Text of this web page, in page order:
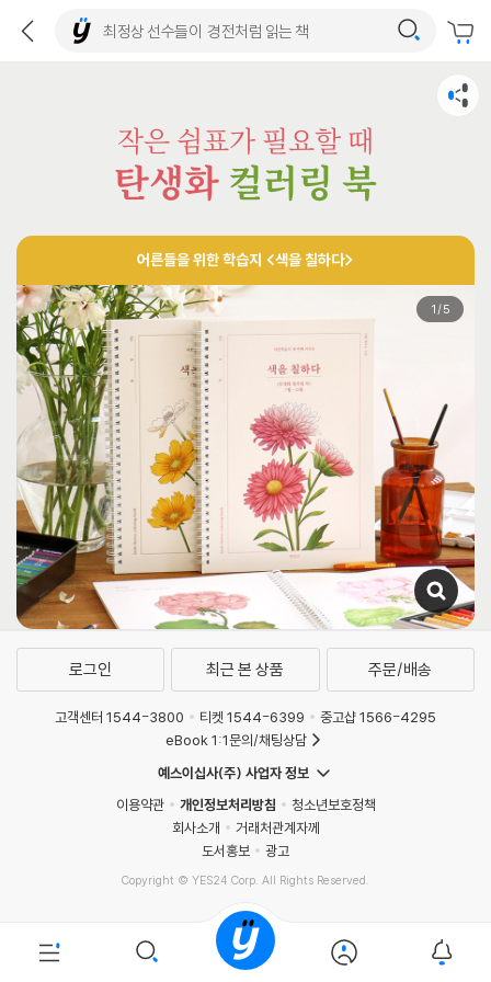
작은 쉼표가 필요할 때
탄생화 컬러링 북
어른들을 위한 학습지 <색을 칠하다>
1 /5
로그인 최근 본 상품 주문/배송
고객센터 1544-3800 티켓 1544-6399
중고샵 1566-4295
eBook 1:1문의/채팅상담
예스이십사(주) 사업자 정보
이용약관
개인정보처리방침
청소년보호정책
회사소개
거래처관계자께
도서홍보
광고
Copyright © YES24 Corp. All Rights Reserved.